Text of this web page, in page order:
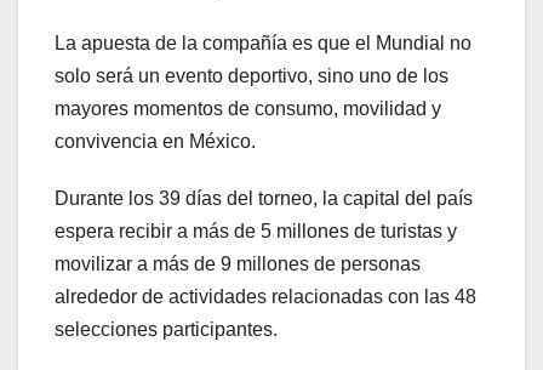
La apuesta de la compañía es que el Mundial no
solo será un evento deportivo, sino uno de los
mayores momentos de consumo, movilidad y
convivencia en México.
Durante los 39 días del torneo, la capital del país
espera recibir a más de 5 millones de turistas y
movilizar a más de 9 millones de personas
alrededor de actividades relacionadas con las 48
selecciones participantes.